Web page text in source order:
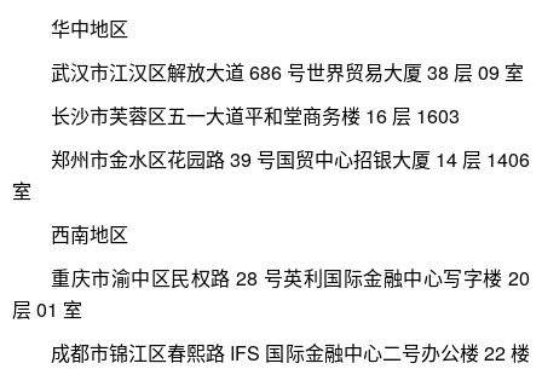
华中地区
武汉市江汉区解放大道 686 号世界贸易大厦 38 层 09 室
长沙市芙蓉区五一大道平和堂商务楼 16 层 1603
郑州市金水区花园路 39 号国贸中心招银大厦 14 层 1406
室
西南地区
重庆市渝中区民权路 28 号英利国际金融中心写字楼 20
层 01 室
成都市锦江区春熙路 IFS 国际金融中心二号办公楼 22 楼